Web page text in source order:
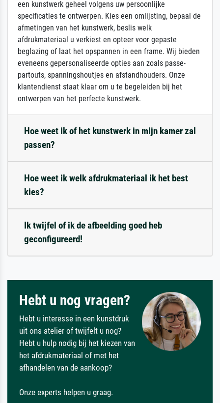
een kunstwerk geheel volgens uw persoonlijke
specificaties te ontwerpen. Kies een omlijsting, bepaal de
afmetingen van het kunstwerk, beslis welk
afdrukmateriaal u verkiest en opteer voor gepaste
beglazing of laat het opspannen in een frame. Wij bieden
eveneens gepersonaliseerde opties aan zoals passe-
partouts, spanningshoutjes en afstandhouders. Onze
klantendienst staat klaar om u te begeleiden bij het
ontwerpen van het perfecte kunstwerk.
Hoe weet ik of het kunstwerk in mijn kamer zal
passen?
Hoe weet ik welk afdrukmateriaal ik het best
kies?
Ik twijfel of ik de afbeelding goed heb
geconfigureerd!
Hebt u nog vragen?
Hebt u interesse in een kunstdruk
uit ons atelier of twijfelt u nog?
Hebt u hulp nodig bij het kiezen van
het afdrukmateriaal of met het
afhandelen van de aankoop?
Onze experts helpen u graag.